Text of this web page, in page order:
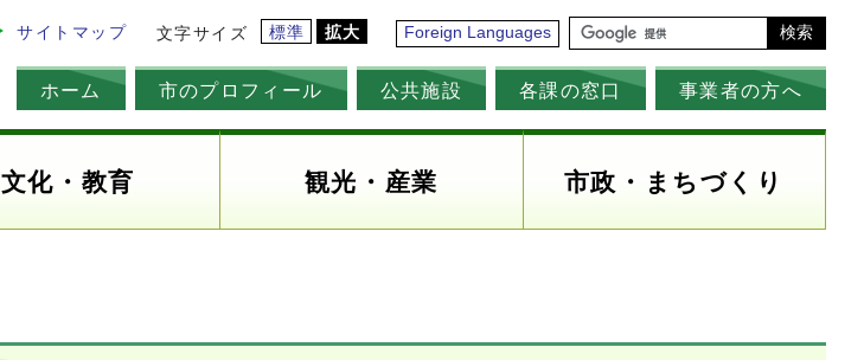
サイトマップ 文字サイズ 標準 拡大 Foreign Languages 検索
ホーム 市のプロフィール 公共施設 各課の窓口 事業者の方へ
文化・教育 観光・産業 市政・まちづくり